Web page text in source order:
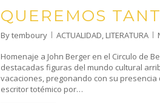
QUEREMOS
Bytemboury ACTUALIDAD, LITERATURA
Homenaje a John Berger en el Circulo de
destacadas figuras del mundo cultural
vacaciones, pregonando con su
escritor totémico por…